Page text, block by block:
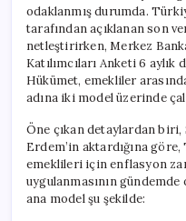
odaklanmış durumda.
tarafından açıklanan son
netleştirirken, Merkez
Katılımcıları Anketi 6
Hükümet, emekliler
adına iki model üzerinde
Öne çıkan detaylardan biri,
Erdem’in aktardığına
emeklileri için enflasyon
uygulanmasının
ana model şu şekilde: